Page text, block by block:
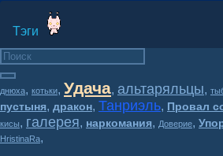
Тэги
днюха, котьки, Удача, альтаряльцы,
пустыня, дракон, Танриэль, Провал
кисы, галерея, наркомания, Доверие,
HristinaRa,